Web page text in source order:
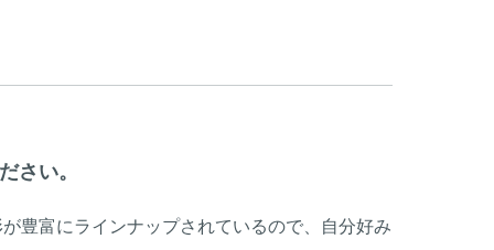
さい。
豊富にラインナップされているので、自分好み